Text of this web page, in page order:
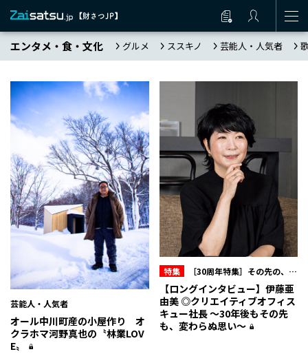
エンタメ・食・文化 グルメ ススキノ 芸能人・人気者
芸能人・人気者
オール中川町産の小屋作り オ
クラホマ河野真也の〝林業LOV
E〟
特集
［30周年特集］その先の、オ
フィスキュー
【ロングインタビュー】伊藤亜
由美 ◎クリエイティブオフィス
キュー社長 〜30年後もその先
も、変わらぬ思い〜